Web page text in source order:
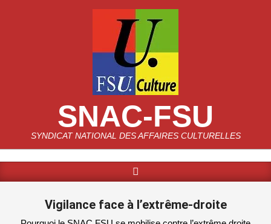
SNAC-FSU
SYNDICAT NATIONAL DES AFFAIRES CULTURELLES
Navigation
Search
Vigilance face à l’extrême-droite